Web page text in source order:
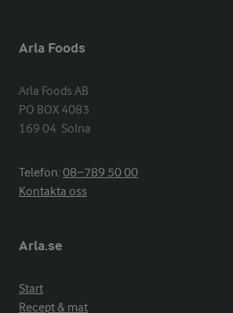
Arla Foods
Arla Foods AB
PO BOX 4083
169 04  Solna
Telefon:08−789 50 00
Kontakta oss
Arla.se
Start
Recept & mat